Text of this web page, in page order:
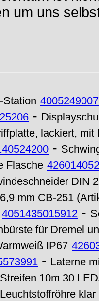
um uns
Station
-
lackiert, mit
-
Flasche
DIN
mm CB-251
4051435015912 -
für Dremel
IP67
- Laterne
10m 30